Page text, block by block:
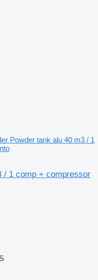
Powder tank alu 40 m3 / 1
/ 1 comp + compressor